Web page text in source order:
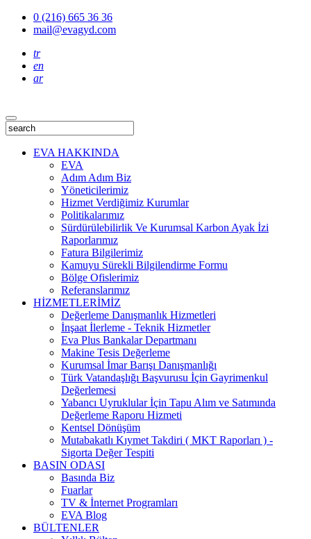
0 (216) 665 36 36
mail@evagyd.com
tr
en
ar
EVA HAKKINDA
EVA
Adım Adım Biz
Yöneticilerimiz
Hizmet Verdiğimiz Kurumlar
Politikalarımız
Sürdürülebilirlik Ve Kurumsal Karbon Ayak İzi
Raporlarımız
Fatura Bilgilerimiz
Kamuyu Sürekli Bilgilendirme Formu
Bölge Ofislerimiz
Referanslarımız
HİZMETLERİMİZ
Değerleme Danışmanlık Hizmetleri
İnşaat İlerleme - Teknik Hizmetler
Eva Plus Bankalar Departmanı
Makine Tesis Değerleme
Kurumsal İmar Barışı Danışmanlığı
Türk Vatandaşlığı Başvurusu İçin Gayrimenkul
Değerlemesi
Yabancı Uyruklular İçin Tapu Alım ve Satımında
Değerleme Raporu Hizmeti
Kentsel Dönüşüm
Mutabakatlı Kıymet Takdiri ( MKT Raporları ) -
Sigorta Değer Tespiti
BASIN ODASI
Basında Biz
Fuarlar
TV & İnternet Programları
EVA Blog
BÜLTENLER